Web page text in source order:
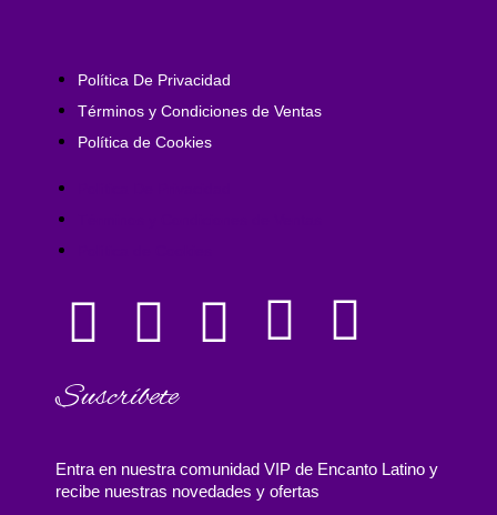
Política De Privacidad
Términos y Condiciones de Ventas
Política de Cookies
Suscríbete
Entra en nuestra comunidad VIP de Encanto Latino y
recibe nuestras novedades y ofertas